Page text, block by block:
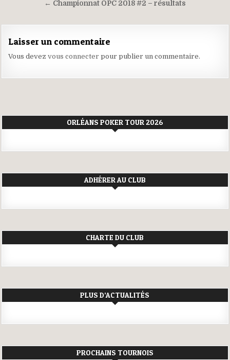
← Championnat OPC 2018 #2 – résultats
Laisser un commentaire
Vous devezvous connecter pour publier un commentaire.
ORLÉANS POKER TOUR 2026
ADHÉRER AU CLUB
CHARTE DU CLUB
PLUS D’ACTUALITÉS
PROCHAINS TOURNOIS